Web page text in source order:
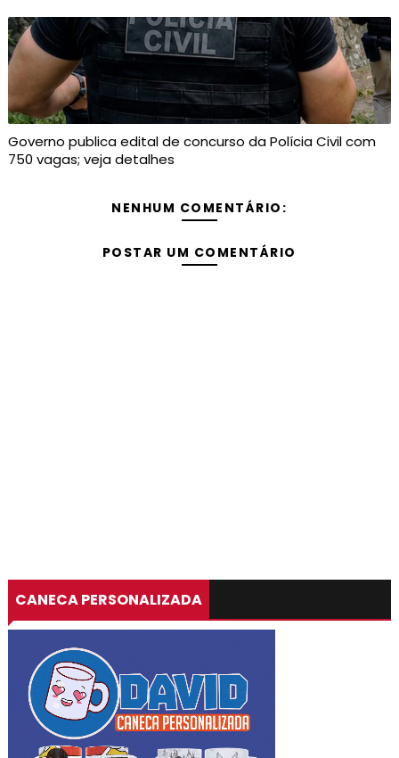
Governo publica edital de concurso da Polícia Civil com
750 vagas; veja detalhes
NENHUM COMENTÁRIO:
POSTAR UM COMENTÁRIO
CANECA PERSONALIZADA